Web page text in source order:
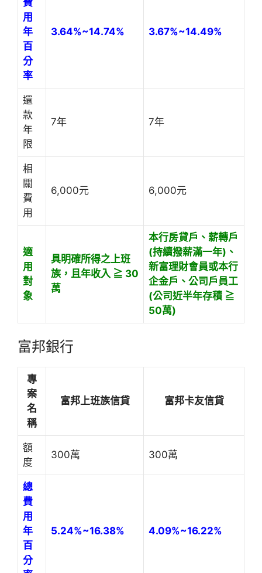
費
用
年
百
分
率
3.64%~14.74% 3.67%~14.49%
還
款
年
限
7年 7年
相
關
費
用
6,000元 6,000元
適
用
對
象
具明確所得之上班
族，且年收入 ≧ 30
萬
本行房貸戶、薪轉戶
(持續撥薪滿一年)、
新富理財會員或本行
企金戶、公司戶員工
(公司近半年存積 ≧
50萬)
富邦銀行
專
案
名
稱
富邦上班族信貸 富邦卡友信貸
額
度
300萬 300萬
總
費
用
年
百
分
5.24%~16.38% 4.09%~16.22%